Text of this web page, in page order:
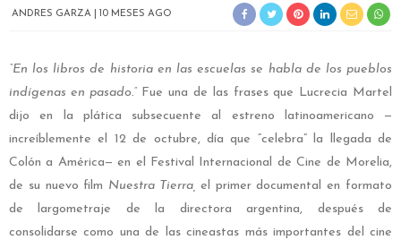
ANDRES GARZA 10 MESES AGO
“En los libros de historia en las escuelas se habla de los pueblos
indígenas en pasado.”Fue una de las frases que Lucrecia Martel
dijo en la plática subsecuente al estreno latinoamericano —
increíblemente el 12 de octubre, día que “celebra” la llegada de
Colón a América— en el Festival Internacional de Cine de Morelia,
de su nuevo film Nuestra Tierra, el primer documental en formato
de largometraje de la directora argentina, después de
consolidarse como una de las cineastas más importantes del cine